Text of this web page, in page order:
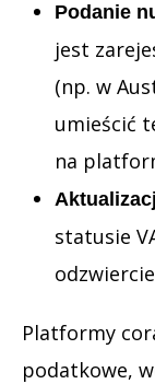
Podanie
jest
(np. w
umieścić
na
statusie
Platformy
podatkowe,